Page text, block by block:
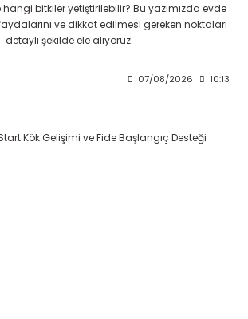
hangi bitkiler yetiştirilebilir? Bu yazımızda evde
ve dikkat edilmesi gereken noktaları
detaylı şekilde ele alıyoruz.
07/08/2026 10:13